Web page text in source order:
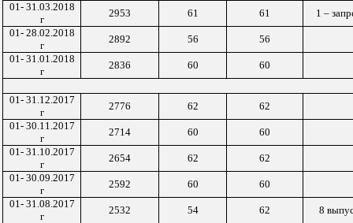
01- 31.03.2018
г
2953 61 61
1 –
01- 28.02.2018
г
2892 56
56
01- 31.01.2018
г
2836 60 60
01- 31.12.2017
г
2776 62
62
01- 30.11.2017
г
2714 60
60
01- 31.10.2017
г
2654 62
62
01- 30.09.2017
г
2592 60
60
01- 31.08.2017
г
2532 54 62 8